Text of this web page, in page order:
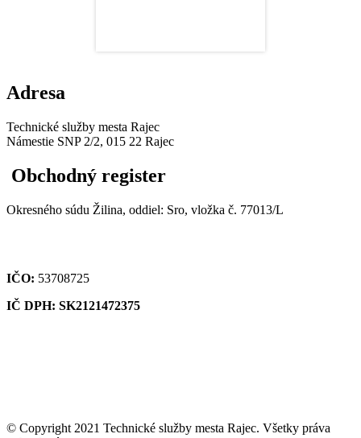
Adresa
Technické služby mesta Rajec
Námestie SNP 2/2, 015 22 Rajec
Obchodný register
Okresného súdu Žilina, oddiel: Sro, vložka č. 77013/L
IČO: 53708725
IČ DPH: SK2121472375
© Copyright 2021 Technické služby mesta Rajec. Všetky práva